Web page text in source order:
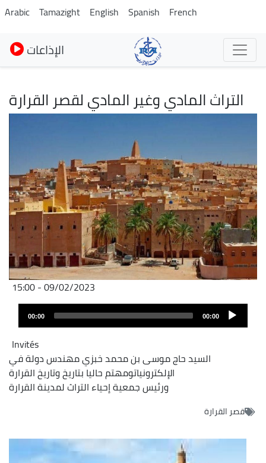
Skip
to
main
content
Arabic Tamazight English Spanish French
الإذاعات
التراث المادي وغير المادي لقصر القرارة
09/02/2023 - 15:00
00:00
00:00
Invités
السيد حاج موسى بن محمد خبزي مهندس دولة في
الإلكترونياتومهتم حاليا بتاريخ وتاريخ القرارة
ورئيس جمعية إحياء التراث لمدينة القرارة
قصر القرارة